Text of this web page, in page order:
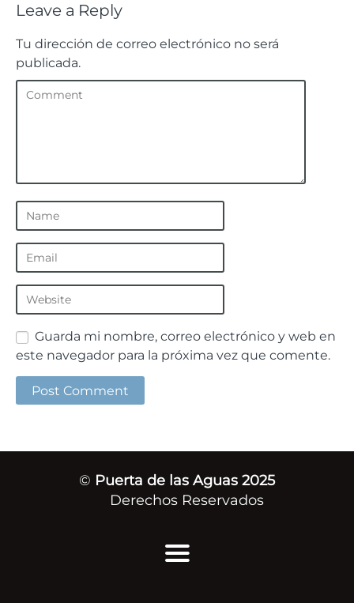
Leave a Reply
Tu dirección de correo electrónico no será
publicada.
Guarda mi nombre, correo electrónico y web en
este navegador para la próxima vez que comente.
© Puerta de las Aguas 2025
Derechos Reservados